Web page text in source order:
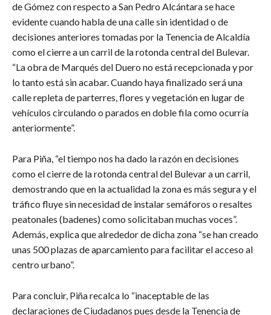
de Gómez con respecto a San Pedro Alcántara se hace
evidente cuando habla de una calle sin identidad o de
decisiones anteriores tomadas por la Tenencia de Alcaldía
como el cierre a un carril de la rotonda central del Bulevar.
“La obra de Marqués del Duero no está recepcionada y por
lo tanto está sin acabar. Cuando haya finalizado será una
calle repleta de parterres, flores y vegetación en lugar de
vehículos circulando o parados en doble fila como ocurría
anteriormente”.
Para Piña, “el tiempo nos ha dado la razón en decisiones
como el cierre de la rotonda central del Bulevar a un carril,
demostrando que en la actualidad la zona es más segura y el
tráfico fluye sin necesidad de instalar semáforos o resaltes
peatonales (badenes) como solicitaban muchas voces”.
Además, explica que alrededor de dicha zona “se han creado
unas 500 plazas de aparcamiento para facilitar el acceso al
centro urbano”.
Para concluir, Piña recalca lo “inaceptable de las
declaraciones de Ciudadanos pues desde la Tenencia de